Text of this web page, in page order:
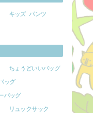
キッズ パンツ
ちょうどいいバッグ
ッグ
バッグ
リュックサック